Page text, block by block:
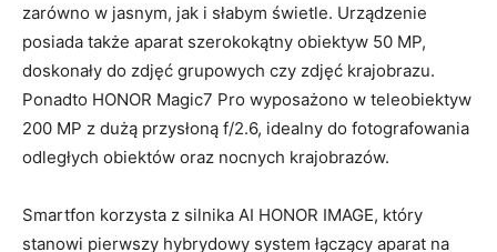
zarówno w jasnym, jak i słabym świetle. Urządzenie
posiada także aparat szerokokątny obiektyw 50 MP,
doskonały do zdjęć grupowych czy zdjęć krajobrazu.
Ponadto HONOR Magic7 Pro wyposażono w teleobiektyw
200 MP z dużą przysłoną f/2.6, idealny do fotografowania
odległych obiektów oraz nocnych krajobrazów.
Smartfon korzysta z silnika AI HONOR IMAGE, który
stanowi pierwszy hybrydowy system łączący aparat na